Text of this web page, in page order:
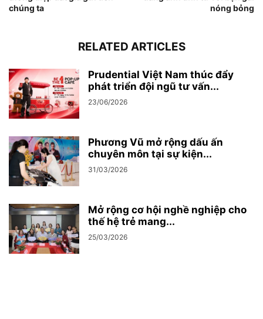
chúng ta
nóng bỏng
RELATED ARTICLES
Prudential Việt Nam thúc đẩy
phát triển đội ngũ tư vấn...
23/06/2026
Phương Vũ mở rộng dấu ấn
chuyên môn tại sự kiện...
31/03/2026
Mở rộng cơ hội nghề nghiệp cho
thế hệ trẻ mang...
25/03/2026